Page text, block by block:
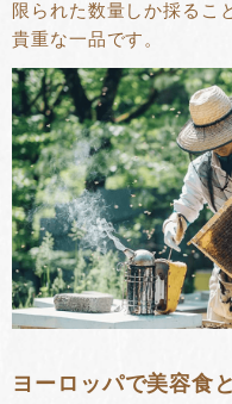
限られた数量しか採るこ
貴重な一品です。
ヨーロッパで美容食